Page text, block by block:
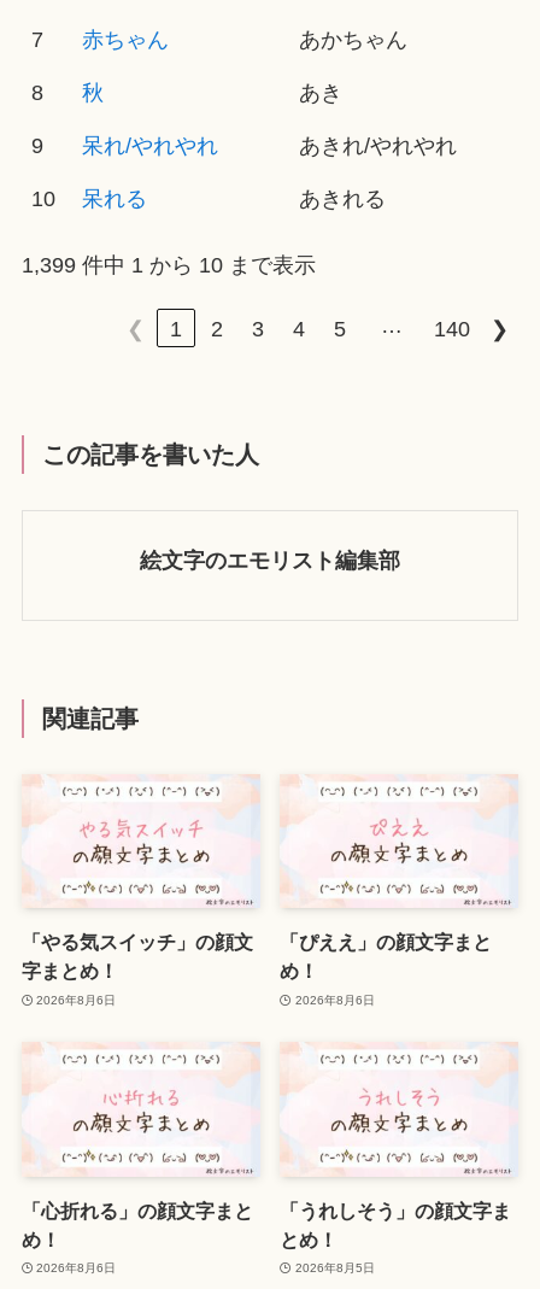
7 赤ちゃん あかちゃん
8 秋 あき
9 呆れ/やれやれ あきれ/やれやれ
10 呆れる あきれる
1,399 件中 1 から 10 まで表示
❮ 1 2 3 4 5 … 140 ❯
この記事を書いた人
絵文字のエモリスト編集部
関連記事
「やる気スイッチ」の顔文
字まとめ！
2026年8月6日
「ぴええ」の顔文字まと
め！
2026年8月6日
「心折れる」の顔文字まと
め！
2026年8月6日
「うれしそう」の顔文字ま
とめ！
2026年8月5日